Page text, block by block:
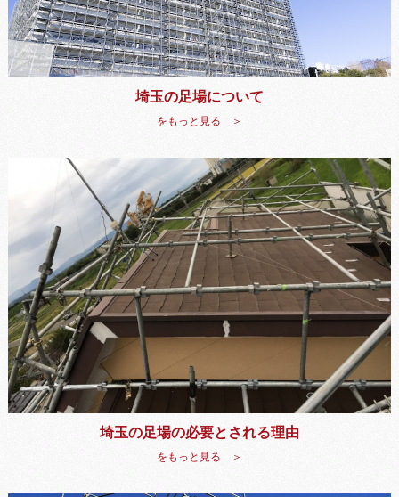
埼玉の足場について
をもっと見る ＞
埼玉の足場の必要とされる理由
をもっと見る ＞